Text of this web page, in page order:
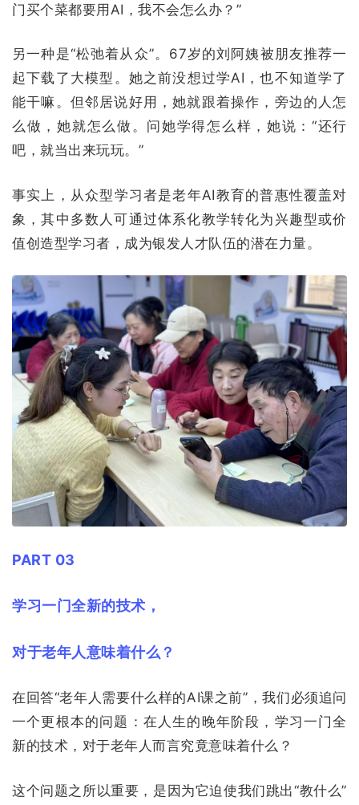
门买个菜都要用AI，我不会怎么办？”
另一种是“松弛着从众”。67岁的刘阿姨被朋友推荐一
起下载了大模型。她之前没想过学AI，也不知道学了
能干嘛。但邻居说好用，她就跟着操作，旁边的人怎
么做，她就怎么做。问她学得怎么样，她说：“还行
吧，就当出来玩玩。”
事实上，从众型学习者是老年AI教育的普惠性覆盖对
象，其中多数人可通过体系化教学转化为兴趣型或价
值创造型学习者，成为银发人才队伍的潜在力量。
PART 03
学习一门全新的技术，
对于老年人意味着什么？
在回答“老年人需要什么样的AI课之前”，我们必须追问
一个更根本的问题：在人生的晚年阶段，学习一门全
新的技术，对于老年人而言究竟意味着什么？
这个问题之所以重要，是因为它迫使我们跳出“教什么”